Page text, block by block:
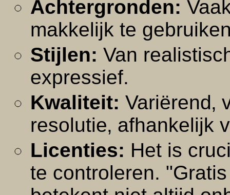
Achtergronden:
makkelijk te
Stijlen: Van
expressief.
Kwaliteit: Variërend‚
resolutie‚ afhankelijk
Licenties: Het is
te controleren.